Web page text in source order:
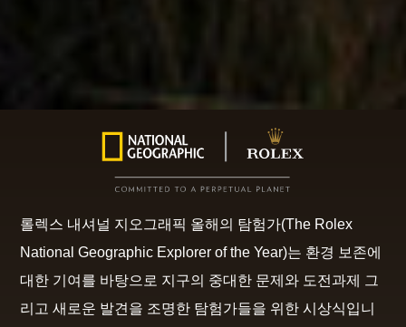
롤렉스 내셔널 지오그래픽 올해의 탐험가(The Rolex
National Geographic Explorer of the Year)는 환경 보존에
대한 기여를 바탕으로 지구의 중대한 문제와 도전과제 그
리고 새로운 발견을 조명한 탐험가들을 위한 시상식입니